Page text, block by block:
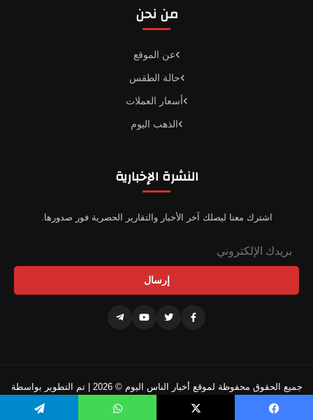
من نحن
عن الموقع
حالة الطقس
أسعار العملات
الذهب اليوم
النشرة الإخبارية
اشترك معنا ليصلك آخر الأخبار والتقارير الحصرية فور صدورها.
إرسال
جميع الحقوق محفوظة لموقع أخبار الناس اليوم © 2026 | تم التطوير بواسطة